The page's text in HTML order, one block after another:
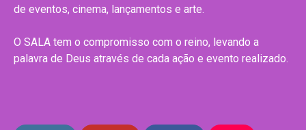
de eventos, cinema, lançamentos e arte.
O SALA tem o compromisso com o reino, levando a
palavra de Deus através de cada ação e evento realizado.